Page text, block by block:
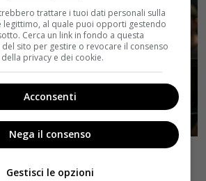
il decimo film: Robert Richardson
2027 e l’addio a The Movie Critic
trattare i tuoi dati personali sulla
legittimo, al quale puoi opporti gestendo
Cerca un link in fondo a questa
sito per gestire o revocare il consenso
privacy e dei cookie.
Acconsenti
Nega il consenso
Gestisci le opzioni